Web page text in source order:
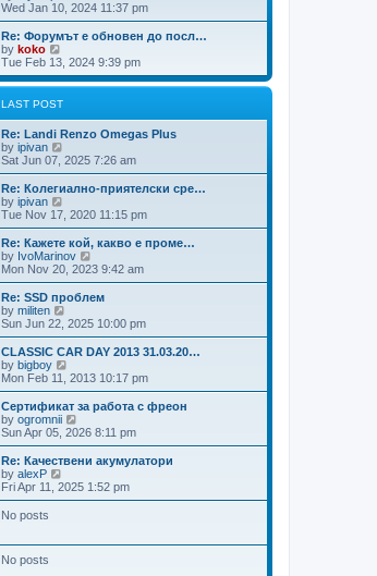
i
e
w
h
l
e
s
p
o
s
Wed Jan 10, 2024 11:37 pm
Re: Форумът е обновен до посл…
by koko
i
e
w
t
l
a
t
e
s
t
p
o
s
t
Tue Feb 13, 2024 9:39 pm
LAST POST
Re: Landi Renzo Omegas Plus
by ipivan
i
e
w
h
e
a
t
e
t
p
o
s
t
Sat Jun 07, 2025 7:26 am
Re: Колегиално-приятелски сре…
by ipivan
e
w
t
h
e
a
t
e
t
p
o
s
t
Tue Nov 17, 2020 11:15 pm
Re: Кажете кой, какво е проме…
by IvoMarinov
i
e
w
h
l
a
t
e
t
o
s
Mon Nov 20, 2023 9:42 am
Re: SSD проблем
by militen
i
e
w
t
h
a
t
e
t
o
s
Sun Jun 22, 2025 10:00 pm
CLASSIC CAR DAY 2013 31.03.20…
by bigboy
i
e
w
t
h
a
t
e
o
Mon Feb 11, 2013 10:17 pm
Сертификат за работа с фреон
by ogromnii
i
e
w
h
e
Sun Apr 05, 2026 8:11 pm
Re: Качествени акумулатори
by alexP
i
e
Fri Apr 11, 2025 1:52 pm
No posts
No posts